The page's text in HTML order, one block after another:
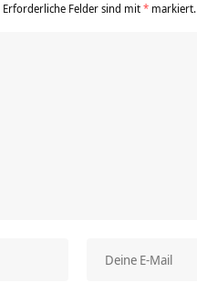
Erforderliche Felder sind mit* markiert.